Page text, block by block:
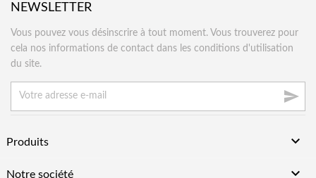
NEWSLETTER
Vous pouvez vous désinscrire à tout moment. Vous trouverez pour
cela nos informations de contact dans les conditions d'utilisation
du site.

Produits 
Notre société 